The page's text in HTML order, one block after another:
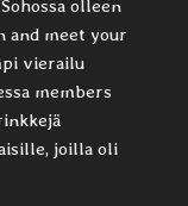
olleen
and meet your
vierailu
members
joilla oli